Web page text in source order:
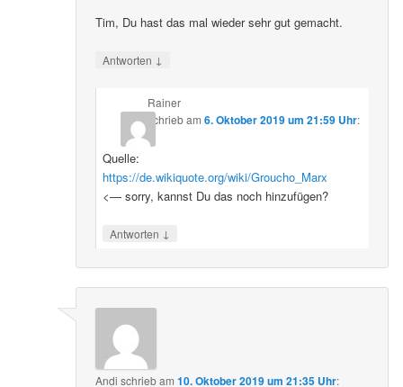
Tim, Du hast das mal wieder sehr gut gemacht.
Antworten ↓
Rainer
schriebam 6. Oktober 2019 um 21:59 Uhr:
Quelle:
https://de.wikiquote.org/wiki/Groucho_Marx
<— sorry, kannst Du das noch hinzufügen?
Antworten ↓
Andi schriebam10. Oktober 2019 um 21:35 Uhr: